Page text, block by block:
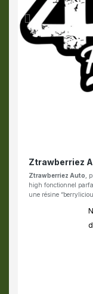
Ztrawberriez
Ztrawberriez Auto ,
high fonctionnel
une résine